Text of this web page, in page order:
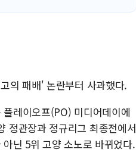
의 패배' 논란부터 사과했다.
레이오프(PO) 미디어데이에
정관장과 정규리그 최종전에서
닌 5위 고양 소노로 바뀌었다.